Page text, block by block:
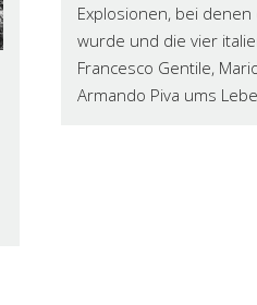
Explosionen, bei
wurde und die vier
Francesco Gentile,
Armando Piva ums